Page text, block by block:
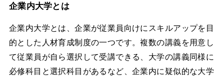
企業内大学とは
企業内大学とは、企業が従業員向けにスキルアップを目
的とした人材育成制度の一つです。複数の講義を用意し
て従業員が自ら選択して受講できる、大学の講義同様に
必修科目と選択科目があるなど、企業内に疑似的な大学